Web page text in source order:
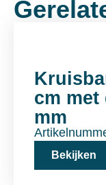
cm met
mm
Bekijken